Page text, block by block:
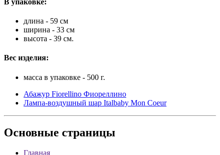
длина - 59 см
ширина - 33 см
высота - 39 см.
Вес изделия:
масса в упаковке - 500 г.
Абажур Fiorellino Фиореллино
Лампа-воздушный шар Italbaby Mon Coeur
Основные страницы
Главная